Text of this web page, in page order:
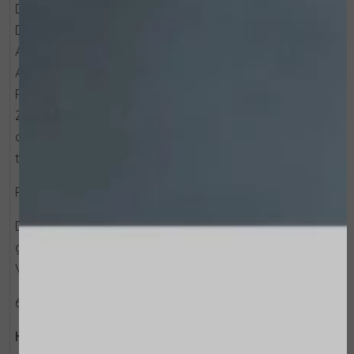
De huid voelt aangenaam aan bij het wakker worden.
De huid wordt gevoed, zacht en ontspannen.
Aangename geur.
Antioxiderende werking.
Rijk aan carotenoïden.
Zonder siliconen: deze zijn vervangen door natuurlijke
oliën en boters om "REAL ACTIVE BEAUTY" voor de huid
te garanderen.
RESULTATEN
De werking van antioxidanten is wetenschappelijk
getest.
Voldoende werking tot wel 8 uur.
60 ml
Hoe te gebruiken: